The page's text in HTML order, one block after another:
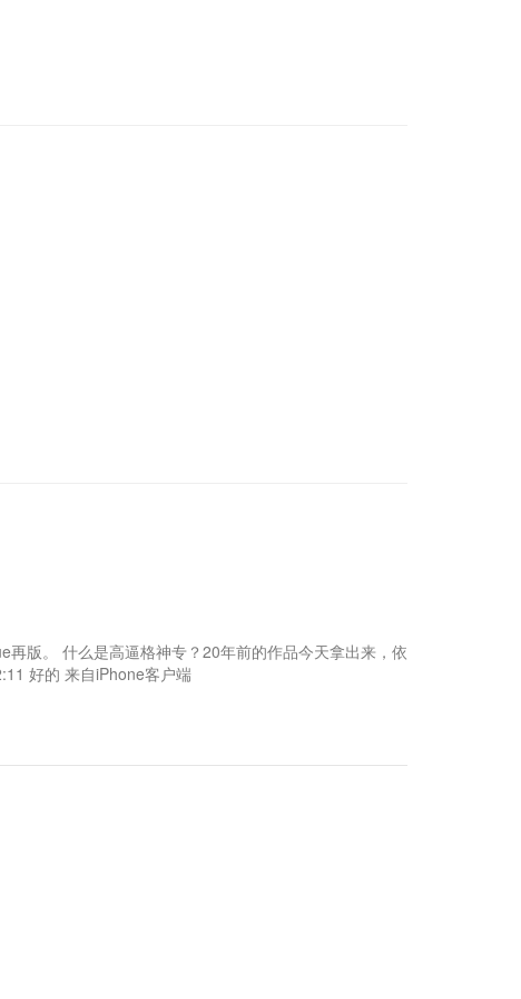
版。 什么是高逼格神专？20年前的作品今天拿出来，依
好的 来自iPhone客户端